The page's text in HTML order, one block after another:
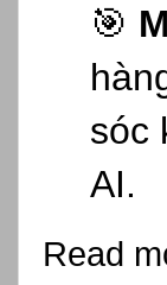
🎯
sóc
AI.
Read